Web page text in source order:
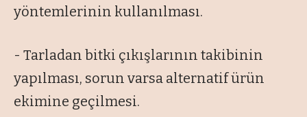
yöntemlerinin kullanılması.
- Tarladan bitki çıkışlarının takibinin
yapılması, sorun varsa alternatif ürün
ekimine geçilmesi.